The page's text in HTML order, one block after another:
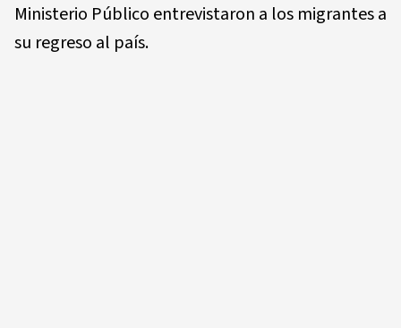
Ministerio Público entrevistaron a los migrantes a
su regreso al país.